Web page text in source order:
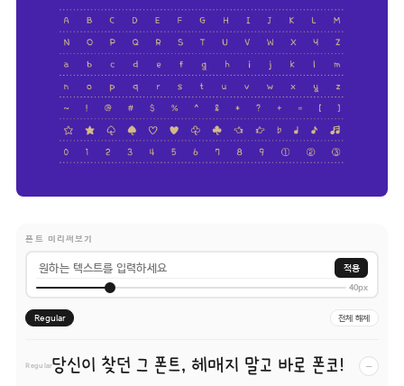
폰트 미리써보기
적용
40px
Regular 전체 해제
Regular당신이 찾던 그 폰트, 헤매지 말고 바로 폰코! −